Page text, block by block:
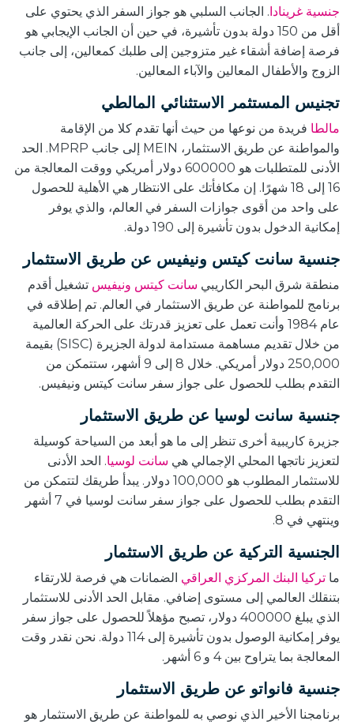
جنسية غرينادا. الجانب السلبي هو جواز السفر الذي يحتوي على
أقل من 150 دولة بدون تأشيرة، في حين أن الجانب الإيجابي هو
فرصة إضافة أشقاء غير متزوجين إلى طلبك كمعالين، إلى جانب
الزوج والأطفال المعالين والآباء المعالين.
تجنيس المستثمر الاستثنائي المالطي
مالطا فريدة من نوعها من حيث أنها تقدم كلا من الإقامة
والمواطنة عن طريق الاستثمار، MEIN إلى جانب MPRP. الحد
الأدنى للمتطلبات هو 600000 دولار أمريكي ووقت المعالجة من
16 إلى 18 شهرًا. إن مكافأتك على الانتظار هي الأهلية للحصول
على واحد من أقوى جوازات السفر في العالم، والذي يوفر
إمكانية الدخول بدون تأشيرة إلى 190 دولة.
جنسية سانت كيتس ونيفيس عن طريق الاستثمار
منطقة شرق البحر الكاريبي سانت كيتس ونيفيس تشغيل أقدم
برنامج للمواطنة عن طريق الاستثمار في العالم. تم إطلاقه في
عام 1984 وأنت تعمل على تعزيز قدرتك على الحركة العالمية
من خلال تقديم مساهمة مستدامة لدولة الجزيرة (SISC) بقيمة
250,000 دولار أمريكي. خلال 8 إلى 9 أشهر، ستتمكن من
التقدم بطلب للحصول على جواز سفر سانت كيتس ونيفيس.
جنسية سانت لوسيا عن طريق الاستثمار
جزيرة كاريبية أخرى تنظر إلى ما هو أبعد من السياحة كوسيلة
لتعزيز ناتجها المحلي الإجمالي هي سانت لوسيا. الحد الأدنى
للاستثمار المطلوب هو 100,000 دولار. يبدأ طريقك لتتمكن من
التقدم بطلب للحصول على جواز سفر سانت لوسيا في 7 أشهر
وينتهي في 8.
الجنسية التركية عن طريق الاستثمار
ما تركيا البنك المركزي العراقي الضمانات هي فرصة للارتقاء
بتنقلك العالمي إلى مستوى إضافي. مقابل الحد الأدنى للاستثمار
الذي يبلغ 400000 دولار، تصبح مؤهلاً للحصول على جواز سفر
يوفر إمكانية الوصول بدون تأشيرة إلى 114 دولة. نحن نقدر وقت
المعالجة بما يتراوح بين 4 و 6 أشهر.
جنسية فانواتو عن طريق الاستثمار
برنامجنا الأخير الذي نوصي به للمواطنة عن طريق الاستثمار هو